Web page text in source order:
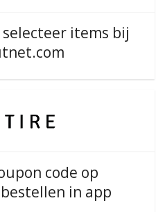
items bij
code op
bestellen in app